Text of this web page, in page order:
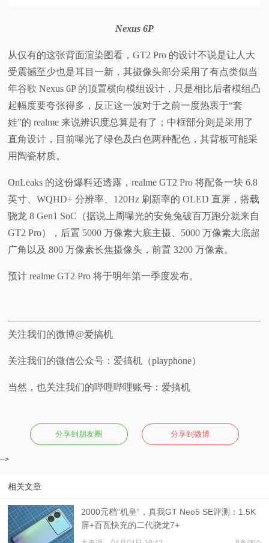
Nexus 6P
从仅有的这张背面渲染图看，GT2 Pro 的设计不说是让人大
受震撼至少也是耳目一新，其摄像头部分采用了有点类似当
年谷歌 Nexus 6P 的顶置横向模组设计，只是相比后者模组凸
起幅度要夸张得多，反正这一波对于之前一度热衷于“套
娃”的 realme 来说辨识度总算是有了；中框部分则是采用了
直角设计，目前曝光了绿色及白色两种配色，其背板可能采
用陶瓷材质。
OnLeaks 的这份爆料还透露，realme GT2 Pro 将配备一块 6.8
英寸、WQHD+ 分辨率、120Hz 刷新率的 OLED 直屏，搭载
骁龙 8 Gen1 SoC（据说上周曝光的安兔兔破百万跑分就来自
GT2 Pro），后置 5000 万像素大底主摄、5000 万像素大底超
广角以及 800 万像素长焦摄像头，前置 3200 万像素。
预计 realme GT2 Pro 将于明年第一季度发布。
关注我们的微博@爱搞机
关注我们的微信公众号：爱搞机（playphone）
当然，也关注我们的哔哩哔哩账号：爱搞机
分享到朋友圈 分享到微博
-->
相关文章
2000元档“机皇”，真我GT Neo5 SE评测：1.5K
屏+百瓦快充的二代骁龙7+